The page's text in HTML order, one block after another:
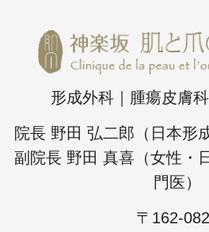
形成外科｜腫瘍皮膚
院長 野田 弘二郎（日本形
副院長 野田 真喜（女性・
門医）
〒162-